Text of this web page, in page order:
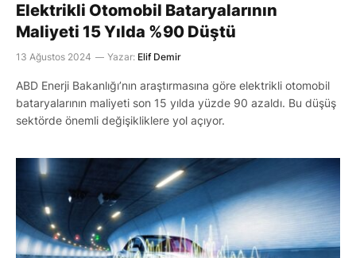
Elektrikli Otomobil Bataryalarının
Maliyeti 15 Yılda %90 Düştü
13 Ağustos 2024 Yazar: Elif Demir
ABD Enerji Bakanlığı’nın araştırmasına göre elektrikli otomobil
bataryalarının maliyeti son 15 yılda yüzde 90 azaldı. Bu düşüş
sektörde önemli değişikliklere yol açıyor.